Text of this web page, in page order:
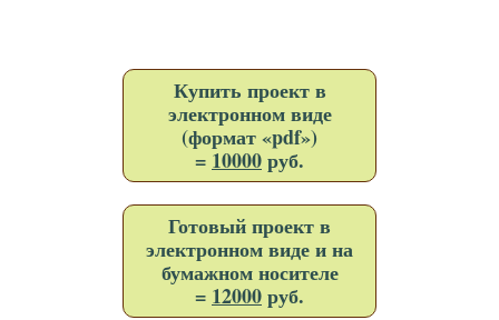
Купить проект в
электронном виде
(формат «pdf»)
= 10000руб.
Готовый проект в
электронном виде и на
бумажном носителе
= 12000руб.